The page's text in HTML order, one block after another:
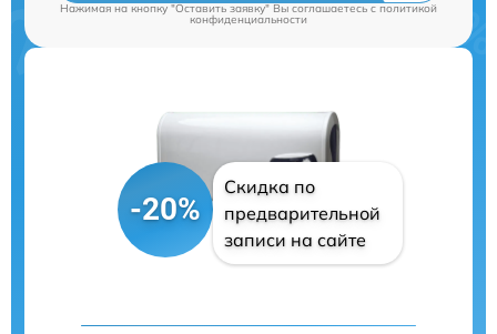
Нажимая на кнопку "Оставить заявку" Вы соглашаетесь cполитикой
конфиденциальности
-20%
Скидка по
предварительной
записи на сайте